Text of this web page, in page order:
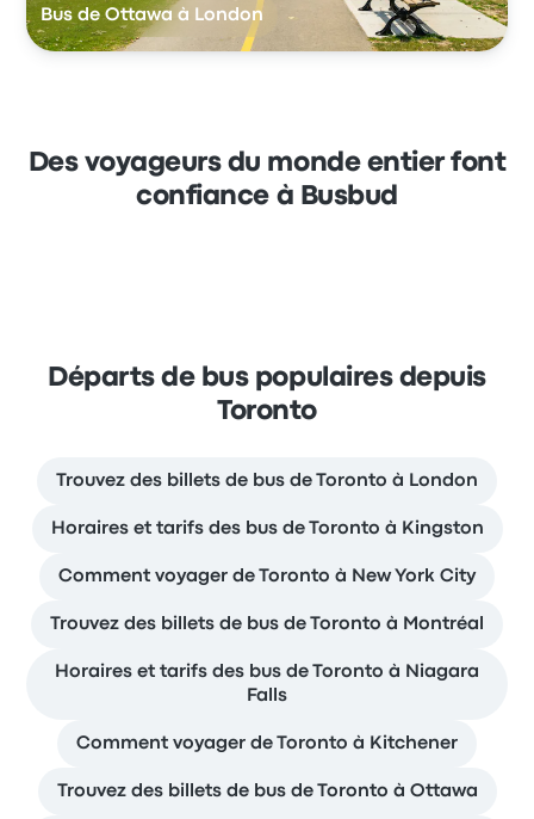
Bus de Ottawa à London
Des voyageurs du monde entier font
confiance à Busbud
Départs de bus populaires depuis
Toronto
Trouvez des billets de bus de Toronto à London
Horaires et tarifs des bus de Toronto à Kingston
Comment voyager de Toronto à New York City
Trouvez des billets de bus de Toronto à Montréal
Horaires et tarifs des bus de Toronto à Niagara
Falls
Comment voyager de Toronto à Kitchener
Trouvez des billets de bus de Toronto à Ottawa